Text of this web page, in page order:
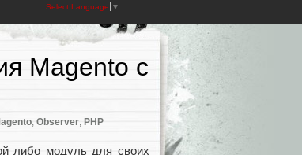
Select Language ▼
Magento с
, Observer, PHP
либо модуль для своих